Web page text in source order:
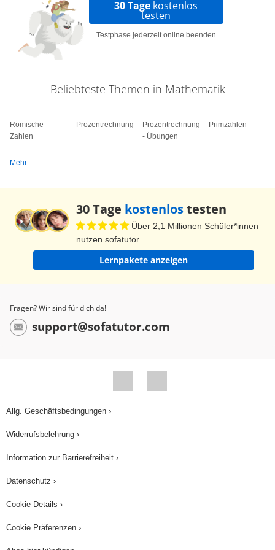
Geräusch? Bevor wir das sehen, schauen wir uns
noch einmal an, was wir gelernt haben.
Schriftliche Subtraktion hilft dir dabei große
eintragen. Beginne beim Eintragen rechts. Du
Dann subtrahierst du stellenweise. Hier also
schönen Filmeabend machen.
30 Tage kostenlos
testen
Testphase jederzeit online beenden
Beliebteste Themen in Mathematik
Römische
Zahlen
Prozentrechnung
Prozentrechnung
- Übungen
Primzahlen
Mehr
30 Tage kostenlostesten
Über 2,1 Millionen Schüler*innen
nutzen sofatutor
Lernpakete anzeigen
Fragen? Wir sind für dich da!
support@sofatutor.com
Allg. Geschäftsbedingungen ›
Widerrufsbelehrung ›
Information zur Barrierefreiheit ›
Datenschutz ›
Cookie Details ›
Cookie Präferenzen ›